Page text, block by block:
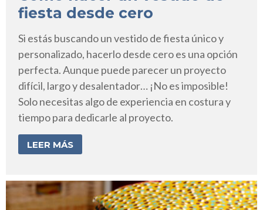
fiesta desde cero
Si estás buscando un vestido de fiesta único y
personalizado, hacerlo desde cero es una opción
perfecta. Aunque puede parecer un proyecto
difícil, largo y desalentador… ¡No es imposible!
Solo necesitas algo de experiencia en costura y
tiempo para dedicarle al proyecto.
LEER MÁS